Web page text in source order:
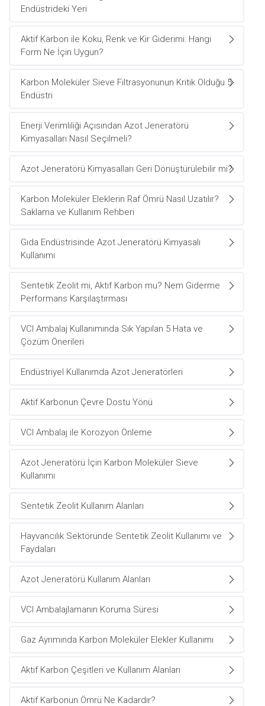
Endüstrideki Yeri
Aktif Karbon ile Koku, Renk ve Kir Giderimi: Hangi
Form Ne İçin Uygun?
Karbon Moleküler Sieve Filtrasyonunun Kritik Olduğu 5
Endüstri
Enerji Verimliliği Açısından Azot Jeneratörü
Kimyasalları Nasıl Seçilmeli?
Azot Jeneratörü Kimyasalları Geri Dönüştürülebilir mi?
Karbon Moleküler Eleklerin Raf Ömrü Nasıl Uzatılır?
Saklama ve Kullanım Rehberi
Gıda Endüstrisinde Azot Jeneratörü Kimyasalı
Kullanımı
Sentetik Zeolit mi, Aktif Karbon mu? Nem Giderme
Performans Karşılaştırması
VCI Ambalaj Kullanımında Sık Yapılan 5 Hata ve
Çözüm Önerileri
Endüstriyel Kullanımda Azot Jeneratörleri
Aktif Karbonun Çevre Dostu Yönü
VCI Ambalaj ile Korozyon Önleme
Azot Jeneratörü İçin Karbon Moleküler Sieve
Kullanımı
Sentetik Zeolit Kullanım Alanları
Hayvancılık Sektöründe Sentetik Zeolit Kullanımı ve
Faydaları
Azot Jeneratörü Kullanım Alanları
VCI Ambalajlamanın Koruma Süresi
Gaz Ayrımında Karbon Moleküler Elekler Kullanımı
Aktif Karbon Çeşitleri ve Kullanım Alanları
Aktif Karbonun Ömrü Ne Kadardır?